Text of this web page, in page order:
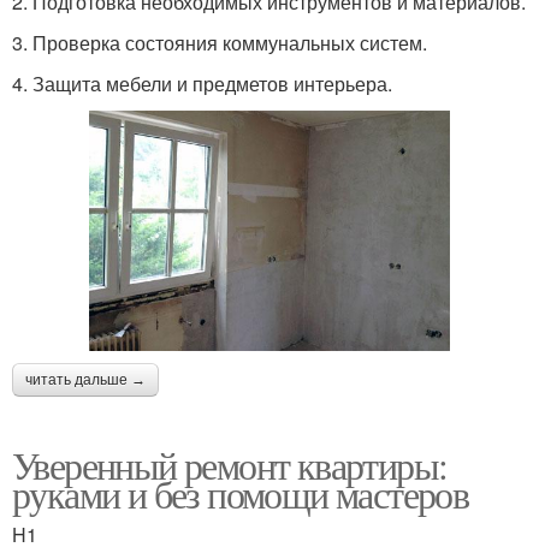
3. Проверка состояния коммунальных систем.
4. Защита мебели и предметов интерьера.
читать дальше →
Уверенный ремонт квартиры:
руками и без помощи мастеров
H1